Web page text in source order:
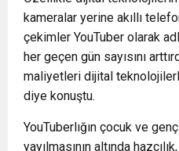
kameralar yerine akıllı
çekimler YouTuber olarak
her geçen gün sayısını
maliyetleri dijital
diye konuştu.
YouTuberlığın çocuk ve
yayılmasının altında